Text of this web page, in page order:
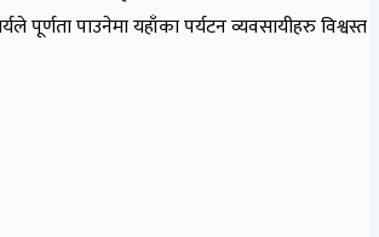
पूर्णता पाउनेमा यहाँका पर्यटन व्यवसायीहरु विश्वस्त